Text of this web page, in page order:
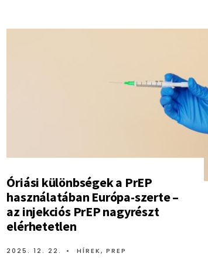
Óriási különbségek a PrEP
használatában Európa-szerte –
az injekciós PrEP nagyrészt
elérhetetlen
2025. 12. 22. • HÍREK,PREP